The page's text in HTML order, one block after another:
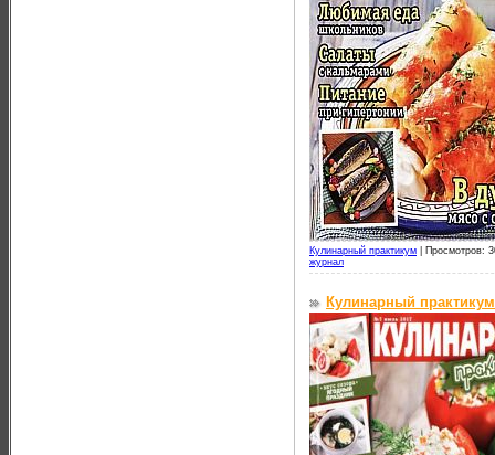
Кулинарный практикум
Просмотров:
журнал
Кулинарный